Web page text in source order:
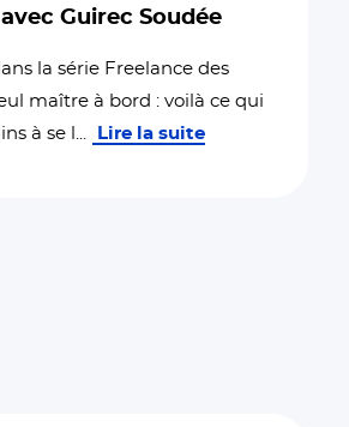
Guirec Soudée
la série Freelance des
maître à bord : voilà ce qui
à se l ... Lire la suite